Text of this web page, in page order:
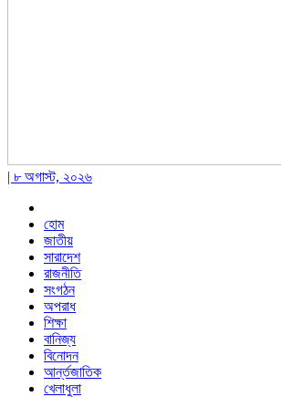
| ৮ অগাস্ট, ২০২৬
হোম
জাতীয়
সারাদেশ
রাজনীতি
সংগঠন
অপরাধ
শিক্ষা
বানিজ্য
বিনোদন
আর্ন্তজাতিক
খেলাধুলা